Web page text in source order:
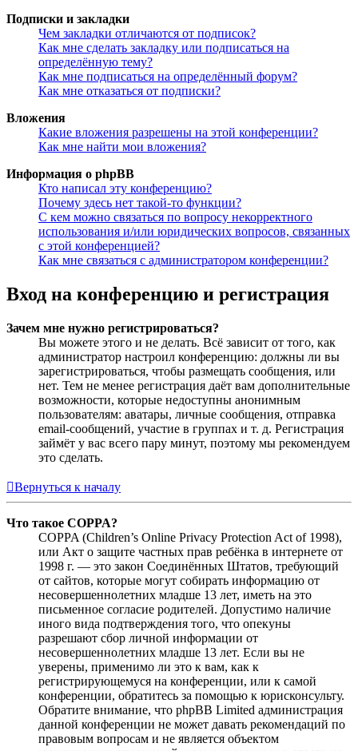
Подписки и закладки
Чем закладки отличаются от подписок?
Как мне сделать закладку или подписаться на
определённую тему?
Как мне подписаться на определённый форум?
Как мне отказаться от подписки?
Вложения
Какие вложения разрешены на этой конференции?
Как мне найти мои вложения?
Информация о phpBB
Кто написал эту конференцию?
Почему здесь нет такой-то функции?
С кем можно связаться по вопросу некорректного
использования и/или юридических вопросов, связанных
с этой конференцией?
Как мне связаться с администратором конференции?
Вход на конференцию и регистрация
Зачем мне нужно регистрироваться?
Вы можете этого и не делать. Всё зависит от того, как
администратор настроил конференцию: должны ли вы
зарегистрироваться, чтобы размещать сообщения, или
нет. Тем не менее регистрация даёт вам дополнительные
возможности, которые недоступны анонимным
пользователям: аватары, личные сообщения, отправка
email-сообщений, участие в группах и т. д. Регистрация
займёт у вас всего пару минут, поэтому мы рекомендуем
это сделать.
Вернуться к началу
Что такое COPPA?
COPPA (Children’s Online Privacy Protection Act of 1998),
или Акт о защите частных прав ребёнка в интернете от
1998 г. — это закон Соединённых Штатов, требующий
от сайтов, которые могут собирать информацию от
несовершеннолетних младше 13 лет, иметь на это
письменное согласие родителей. Допустимо наличие
иного вида подтверждения того, что опекуны
разрешают сбор личной информации от
несовершеннолетних младше 13 лет. Если вы не
уверены, применимо ли это к вам, как к
регистрирующемуся на конференции, или к самой
конференции, обратитесь за помощью к юрисконсульту.
Обратите внимание, что phpBB Limited администрация
данной конференции не может давать рекомендаций по
правовым вопросам и не является объектом